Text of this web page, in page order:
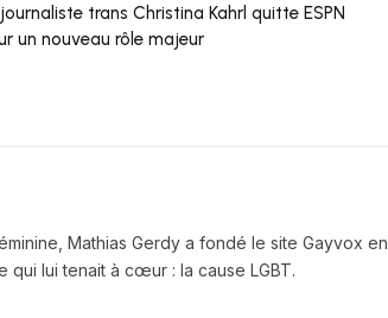
trans Christina Kahrl quitte ESPN
un nouveau rôle majeur
Mathias Gerdy a fondé le site Gayvox en
lui tenait à cœur : la cause LGBT.